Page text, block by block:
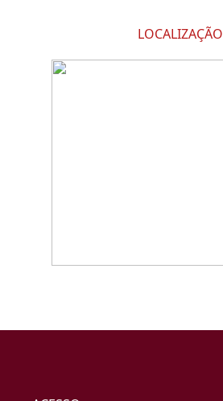
LOCALIZAÇÃO